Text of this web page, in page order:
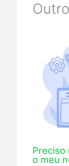
Preciso
o meu